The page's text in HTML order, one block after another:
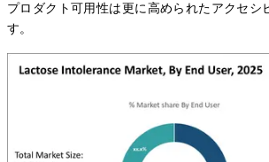
プロダクト可用性は更に高められたアクセシ
す。